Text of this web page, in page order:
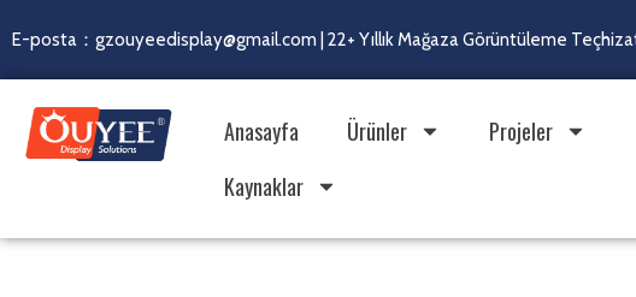
E-posta：gzouyeedisplay@gmail.com | 22+ Yıllık Mağaza Görüntüleme
Anasayfa Ürünler Projeler
Kaynaklar